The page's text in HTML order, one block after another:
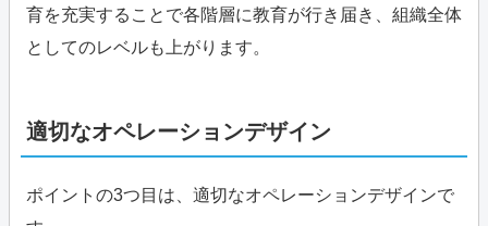
育を充実することで各階層に教育が行き届き、組織全体
としてのレベルも上がります。
適切なオペレーションデザイン
ポイントの3つ目は、適切なオペレーションデザインで